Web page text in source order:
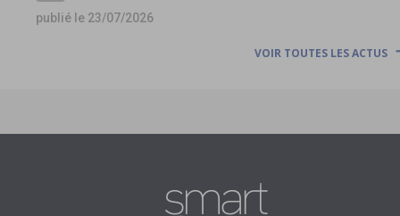
publié le 23/07/2026
VOIR TOUTES LES ACTUS